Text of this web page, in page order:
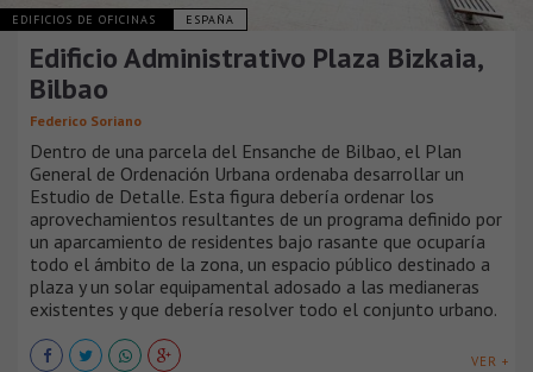
EDIFICIOS DE OFICINAS ESPAÑA
Edificio Administrativo Plaza Bizkaia,
Bilbao
Federico Soriano
Dentro de una parcela del Ensanche de Bilbao, el Plan
General de Ordenación Urbana ordenaba desarrollar un
Estudio de Detalle. Esta figura debería ordenar los
aprovechamientos resultantes de un programa definido por
un aparcamiento de residentes bajo rasante que ocuparía
todo el ámbito de la zona, un espacio público destinado a
plaza y un solar equipamental adosado a las medianeras
existentes y que debería resolver todo el conjunto urbano.
VER +